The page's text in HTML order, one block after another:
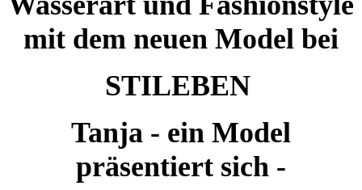
mit dem neuen Model bei
STILEBEN
Tanja - ein Model
präsentiert sich -